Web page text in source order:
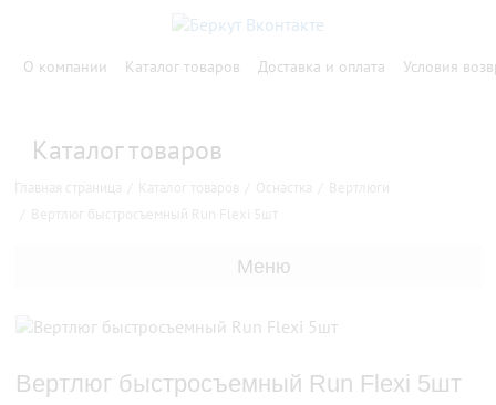
О компании Каталог товаров Доставка и оплата Условия
Каталог товаров
Меню
Вертлюг быстросъемный Run Flexi 5шт